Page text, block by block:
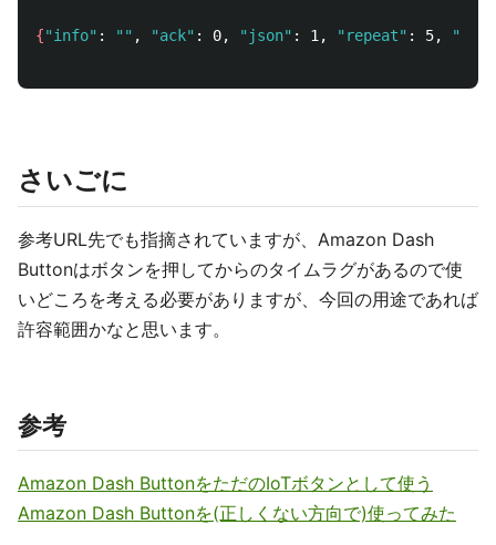
{"info" : "" , "ack" : 0, "json" : 1, "repeat" : 5,
さいごに
参考URL先でも指摘されていますが、Amazon Dash
Buttonはボタンを押してからのタイムラグがあるので使
いどころを考える必要がありますが、今回の用途であれば
許容範囲かなと思います。
参考
Amazon Dash ButtonをただのIoTボタンとして使う
Amazon Dash Buttonを(正しくない方向で)使ってみた